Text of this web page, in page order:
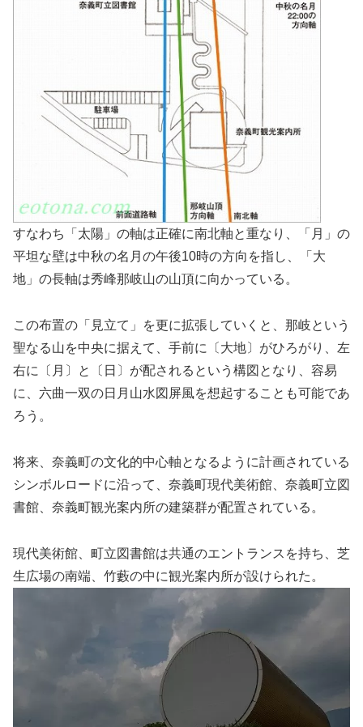
すなわち「太陽」の軸は正確に南北軸と重なり、「月」の
平坦な壁は中秋の名月の午後10時の方向を指し、「大
地」の長軸は秀峰那岐山の山頂に向かっている。
この布置の「見立て」を更に拡張していくと、那岐という
聖なる山を中央に据えて、手前に〔大地〕がひろがり、左
右に〔月〕と〔日〕が配されるという構図となり、容易
に、六曲一双の日月山水図屏風を想起することも可能であ
ろう。
将来、奈義町の文化的中心軸となるように計画されている
シンボルロードに沿って、奈義町現代美術館、奈義町立図
書館、奈義町観光案内所の建築群が配置されている。
現代美術館、町立図書館は共通のエントランスを持ち、芝
生広場の南端、竹藪の中に観光案内所が設けられた。